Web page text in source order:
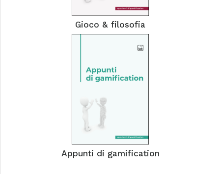
Gioco & filosofia
Appunti di gamification